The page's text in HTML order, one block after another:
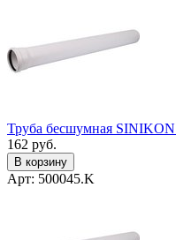
Труба бесшумная
162 руб.
В корзину
Арт: 500045.K